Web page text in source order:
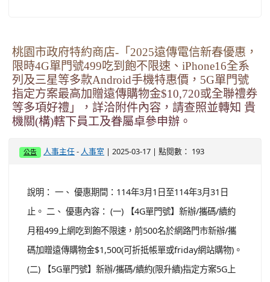
桃園市政府特約商店-「2025遠傳電信新春優惠，
限時4G單門號499吃到飽不限速、iPhone16全系
列及三星等多款Android手機特惠價，5G單門號
指定方案最高加贈遠傳購物金$10,720或全聯禮券
等多項好禮」，詳洽附件內容，請查照並轉知 貴
機關(構)轄下員工及眷屬卓參申辦。
公告 人事主任 - 人事室 | 2025-03-17 | 點閱數： 193
說明： 一、 優惠期間：114年3月1日至114年3月31日
止。 二、 優惠內容： (一) 【4G單門號】新辦/攜碼/續約
月租499上網吃到飽不限速，前500名於網路門市新辦/攜
碼加贈遠傳購物金$1,500(可折抵帳單或friday網站購物)。
(二) 【5G單門號】新辦/攜碼/續約(限升續)指定方案5G上